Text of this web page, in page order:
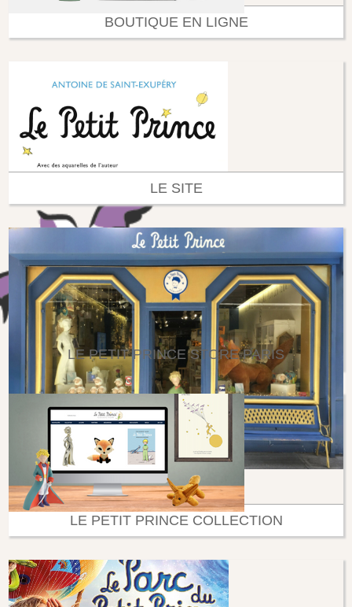
BOUTIQUE EN LIGNE
LE SITE
LE PETIT PRINCE STORE PARIS
LE PETIT PRINCE COLLECTION